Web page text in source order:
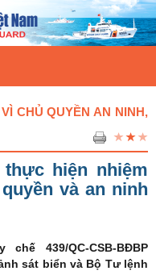
CHỦ QUYỀN AN NINH,
hiện nhiệm
và an ninh
439/QC-CSB-BĐBP
sát biển và Bộ Tư lệnh